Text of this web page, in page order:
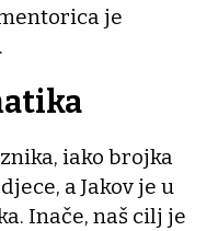
je
iako brojka
a Jakov je u
Inače, naš cilj je